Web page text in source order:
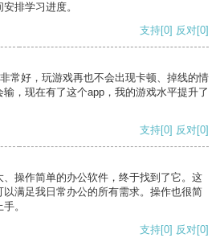
排学习进度。
支持[0] 反对[0]
常好，玩游戏再也不会出现卡顿、掉线的情
，现在有了这个app，我的游戏水平提升了
支持[0] 反对[0]
操作简单的办公软件，终于找到了它。这
满足我日常办公的所有需求。操作也很简
。
支持[0] 反对[0]